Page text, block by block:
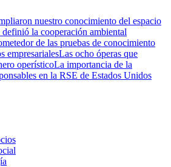
nuestro conocimiento del espacio
la cooperación ambiental
de las pruebas de conocimiento
empresarialesLas ocho óperas que
operísticoLa importancia de la
en la RSE de Estados Unidos